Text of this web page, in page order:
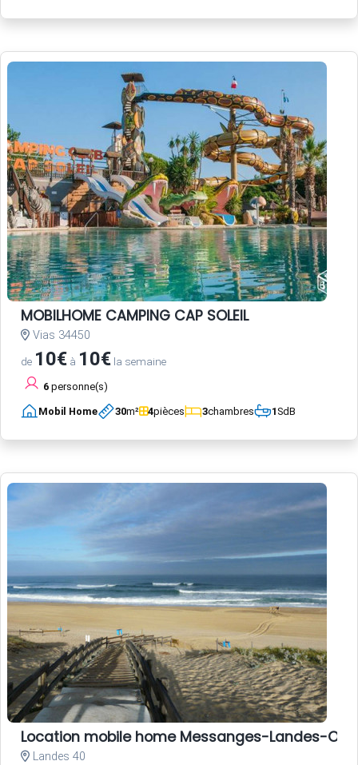
MOBILHOME CAMPING CAP SOLEIL
Vias 34450
de 10€ à 10€ la semaine
6 personne(s)
Mobil Home 30m² 4pièces 3chambres 1SdB
Location mobile home Messanges-Landes-
Landes 40